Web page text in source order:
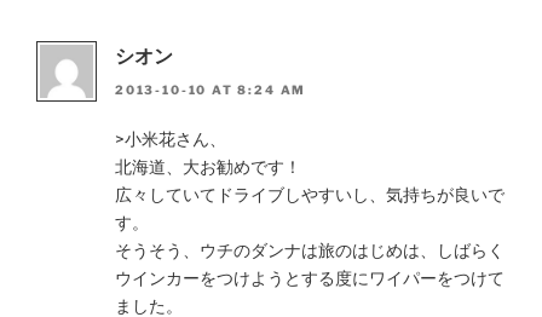
シオン
2013-10-10 AT 8:24 AM
>小米花さん、
北海道、大お勧めです！
広々していてドライブしやすいし、気持ちが良いで
す。
そうそう、ウチのダンナは旅のはじめは、しばらく
ウインカーをつけようとする度にワイパーをつけて
ました。